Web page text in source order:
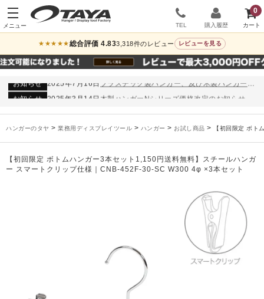
0
TEL 購入履歴
★★★★★総合評価 4.833,318件のレビュー レビューを見る
お知らせ 2024年12月12日年末年始休業のお知らせ
お知らせ 2026年3月7日
スチール製ハンガー、およびディスプレイスタンド価格改定のお知らせ
お知らせ 2025年3月14日
お知らせ 2025年3月14日 木製ハンガーNシリーズ価格改定のお知らせ
ハンガーのタヤ > 業務用ディスプレイツール > ハンガー > お試し商品 > 【初回限定 ボ
【初回限定 ボトムハンガー3本セット1,150円送料無料】スチールハンガ
ー スマートクリップ仕様｜CNB-452F-30-SC W300 4φ ×3本セット